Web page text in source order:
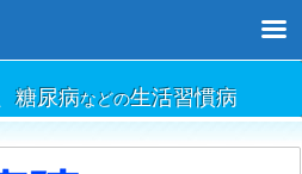
糖尿病などの生活習慣病